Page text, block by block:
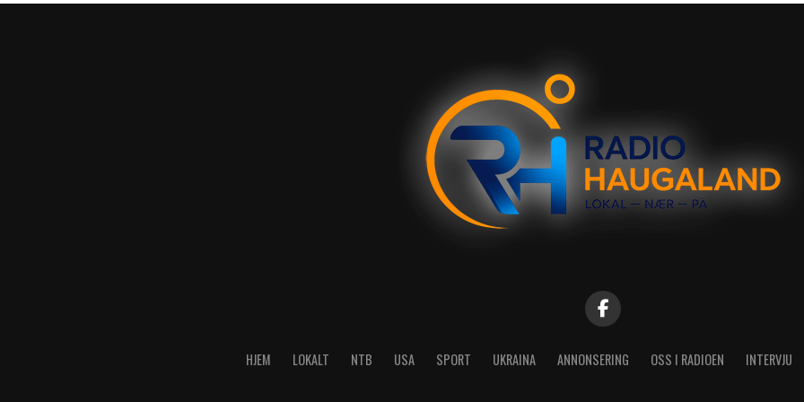
HJEM LOKALT NTB USA SPORT UKRAINA ANNONSERING OSS I RADIOEN INTERVJU